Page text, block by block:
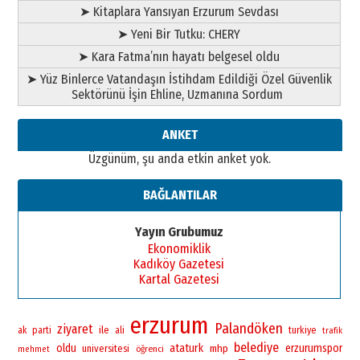
”Reisimiz” idi… Hakka yürüdü.!
26 Mart 2026 Perşembe
Cem Bakırcı
Ardında bıraktığı hatıralarıyla
gönül adamı Faruk Terzioğlu!
13 Mayıs 2026 Çarşamba
Esat BİNDESEN
Başkan Sekmen’den Erzurum’a
bir vizyon proje daha!
➤ Kitaplara Yansıyan Erzurum Sevdası
➤ Yeni Bir Tutku: CHERY
➤ Kara Fatma’nın hayatı belgesel oldu
➤ Yüz Binlerce Vatandaşın İstihdam Edildiği Özel Güvenlik
Sektörünü İşin Ehline, Uzmanına Sordum
ANKET
Üzgünüm, şu anda etkin anket yok.
BAĞLANTILAR
Yayın Grubumuz
Ekonomiklik
Kadıköy Gazetesi
Kartal Gazetesi
ak parti ziyaret ile ali erzurum Palandöken turkiye
trafik
mehmet
oldu universitesi öğrenci ataturk mhp belediye erzurumspor